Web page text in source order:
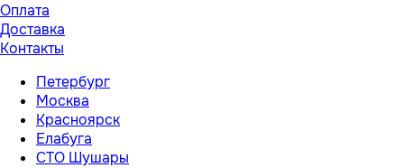
Оплата
Доставка
Контакты
Петербург
Москва
Красноярск
Елабуга
СТО Шушары